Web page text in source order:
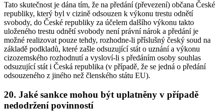
Tato skutečnost je dána tím, že na předání (převezení) občana České
republiky, který byl v cizině odsouzen k výkonu trestu odnětí
svobody, do České republiky za účelem dalšího výkonu takto
uloženého trestu odnětí svobody není právní nárok a předání je
možné realizovat pouze tehdy, rozhodne-li příslušný český soud na
základě podkladů, které zašle odsuzující stát o uznání a výkonu
cizozemského rozhodnutí a vysloví-li s předáním osoby souhlas
odsuzující stát i Česká republika (v případě, že se jedná o předání
odsouzeného z jiného než členského státu EU).
20. Jaké sankce mohou být uplatněny v případě
nedodržení povinností